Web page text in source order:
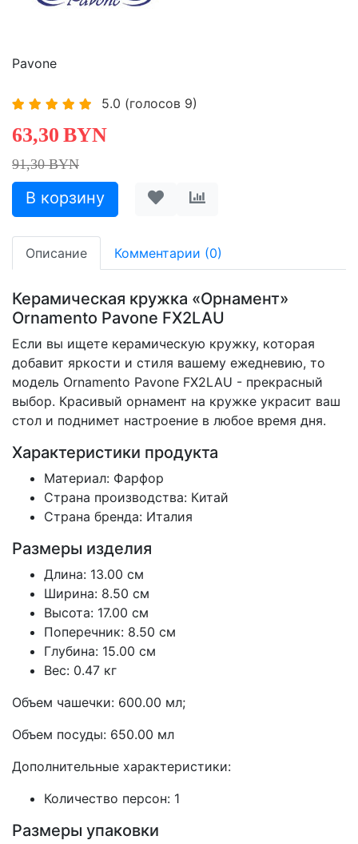
Pavone
5.0 (голосов 9)
63,30 BYN
91,30 BYN
Описание Комментарии (0)
Керамическая кружка «Орнамент»
Ornamento Pavone FX2LAU
Если вы ищете керамическую кружку, которая
добавит яркости и стиля вашему ежедневию, то
модель Ornamento Pavone FX2LAU - прекрасный
выбор. Красивый орнамент на кружке украсит ваш
стол и поднимет настроение в любое время дня.
Характеристики продукта
Материал: Фарфор
Страна производства: Китай
Страна бренда: Италия
Размеры изделия
Длина: 13.00 см
Ширина: 8.50 см
Высота: 17.00 см
Поперечник: 8.50 см
Глубина: 15.00 см
Вес: 0.47 кг
Объем чашечки: 600.00 мл;
Объем посуды: 650.00 мл
Дополнительные характеристики:
Количество персон: 1
Размеры упаковки